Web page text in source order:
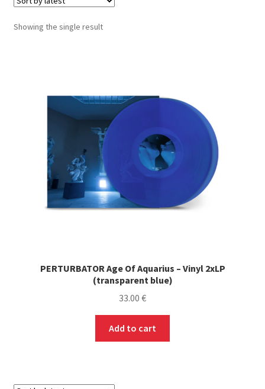
Showing the single result
PERTURBATOR Age Of Aquarius – Vinyl 2xLP
(transparent blue)
33.00 €
Add to cart